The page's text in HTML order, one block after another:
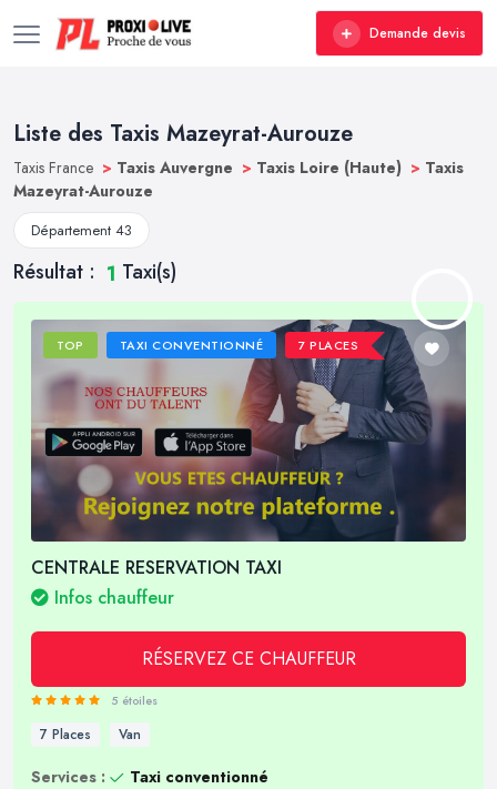
Demande devis
Liste des Taxis Mazeyrat-Aurouze
Taxis France > Taxis Auvergne > Taxis Loire (Haute) > Taxis
Mazeyrat-Aurouze
Département 43
Résultat : 1 Taxi(s)
TOP TAXI CONVENTIONNÉ 7 PLACES
CENTRALE RESERVATION TAXI
Infos chauffeur
RÉSERVEZ CE CHAUFFEUR
5 étoiles
7 Places Van
Services :
Taxi conventionné